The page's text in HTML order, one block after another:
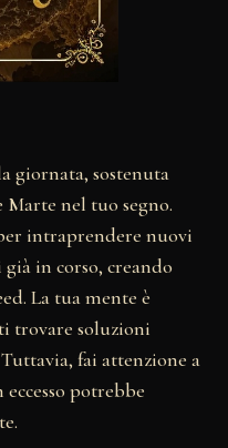
giornata, sostenuta
nel tuo segno.
intraprendere nuovi
in corso, creando
La tua mente è
trovare soluzioni
fai attenzione a
potrebbe